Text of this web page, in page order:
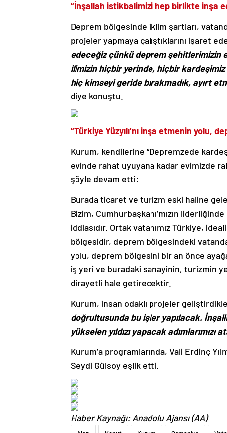
“İnşallah istikbalimizi hep birlikte inşa
Deprem bölgesinde iklim şartları,
projeler yapmaya çalıştıklarını işaret
edeceğiz çünkü deprem şehitlerimizin
ilimizin hiçbir yerinde, hiçbir
hiç kimseyi geride bırakmadık, ayırt
diye konuştu.
“Türkiye Yüzyılı’nı inşa etmenin yolu,
Kurum, kendilerine “Depremzede
evinde rahat uyuyana kadar evimizde
şöyle devam etti:
Burada ticaret ve turizm eski haline
Bizim, Cumhurbaşkanı’mızın
iddiasıdır. Ortak vatanımız Türkiye,
bölgesidir, deprem bölgesindeki
yolu, deprem bölgesini bir an önce
iş yeri ve buradaki sanayinin, turizmin
dirayetli hale getirecektir.
Kurum, insan odaklı projeler
doğrultusunda bu işler yapılacak.
yükselen yıldızı yapacak adımlarımızı
Kurum’a programlarında, Vali Erdinç
Seydi Gülsoy eşlik etti.
Haber Kaynağı: Anadolu Ajansı (AA)